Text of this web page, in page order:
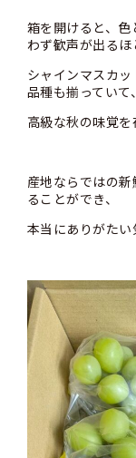
箱を開けると、色
わず歓声が出るほ
シャインマスカ
品種も揃っていて、
高級な秋の味覚を
産地ならではの
ることができ、
本当にありがたい